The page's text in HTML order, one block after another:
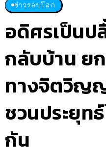
ข่าวรอบโลก
อดิศรเป็น
กลับบ้าน ย
ทางจิตวิญ
ชวนประยุท
กัน